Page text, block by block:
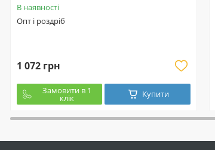
В наявності
Опт і роздріб
1 072 грн
Замовити в 1
клік Купити